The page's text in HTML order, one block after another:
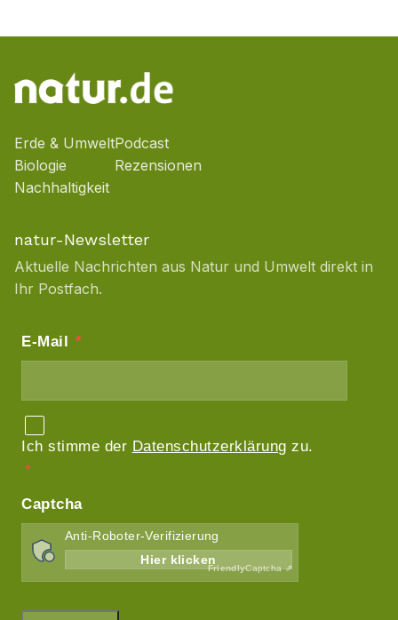
Erde & Umwelt
Biologie
Nachhaltigkeit
Podcast
Rezensionen
natur-Newsletter
Aktuelle Nachrichten aus Natur und Umwelt direkt in
Ihr Postfach.